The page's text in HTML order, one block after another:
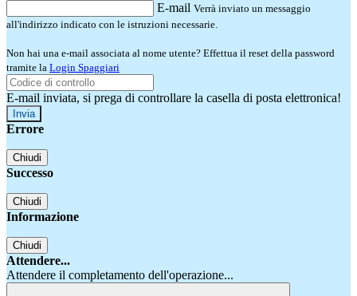
E-mail Verrà inviato un messaggio
all'indirizzo indicato con le istruzioni necessarie.
Non hai una e-mail associata al nome utente? Effettua il reset della password
tramite la Login Spaggiari
E-mail inviata, si prega di controllare la casella di posta elettronica!
Errore
Chiudi
Successo
Chiudi
Informazione
Chiudi
Attendere...
Attendere il completamento dell'operazione...